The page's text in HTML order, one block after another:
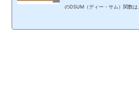
のDSUM（ディー・サム）関数は